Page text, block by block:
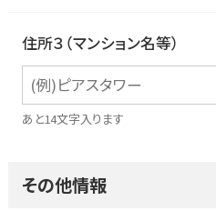
住所３（マンション名等）
あと14文字入ります
その他情報